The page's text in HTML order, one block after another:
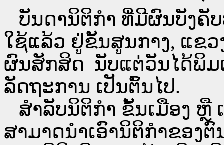
ບັນດານິຕິກໍາ ທີ່ມີຜົນບັງຄັ
ໃຊ້ແລ້ວ ຢູ່ຂັ້ນ​ສູນ​ກາງ, ແຂ
ຜົນສັກສິດ ນັບ​ແຕ່​ວັນໄດ້ພິມ
ລັດຖະການ ເປັນ​ຕົ້ນ​ໄປ.
ສຳລັບນິ​ຕິ​ກຳ ຂັ້ນເມືອງ ຫຼື
ສາມາດນຳເອົານິຕິກຳຂອງ